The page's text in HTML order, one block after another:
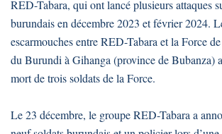
RED-Tabara, qui ont lancé plusieurs attaques
burundais en décembre 2023 et février 2024.
escarmouches entre RED-Tabara et la Force
du Burundi à Gihanga (province de Bubanza)
mort de trois soldats de la Force.
Le 23 décembre, le groupe RED-Tabara a